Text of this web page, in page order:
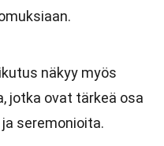
näkyy myös
jotka ovat tärkeä osa
seremonioita.